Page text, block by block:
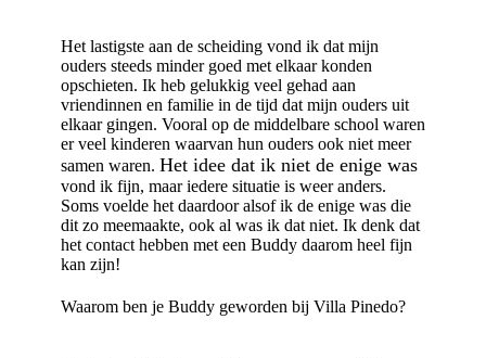
Het lastigste aan de scheiding vond ik dat mijn
ouders steeds minder goed met elkaar konden
opschieten. Ik heb gelukkig veel gehad aan
vriendinnen en familie in de tijd dat mijn ouders uit
elkaar gingen. Vooral op de middelbare school waren
er veel kinderen waarvan hun ouders ook niet meer
samen waren. Het idee dat ik niet de enige was
vond ik fijn, maar iedere situatie is weer anders.
Soms voelde het daardoor alsof ik de enige was die
dit zo meemaakte, ook al was ik dat niet. Ik denk dat
het contact hebben met een Buddy daarom heel fijn
kan zijn!
Waarom ben je Buddy geworden bij Villa Pinedo?